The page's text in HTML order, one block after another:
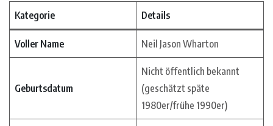
Kategorie Details
Voller Name Neil Jason Wharton
Geburtsdatum
Nicht öffentlich bekannt
(geschätzt späte
1980er/frühe 1990er)